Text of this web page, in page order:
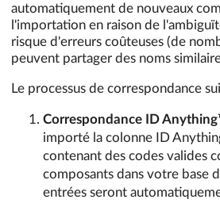
automatiquement de nouveaux
l'importation en raison de
risque d'erreurs coûteuses (de
peuvent partager des noms
Le processus de correspondance
Correspondance ID
importé la colonne ID
contenant des codes valides
composants dans votre base
entrées seront